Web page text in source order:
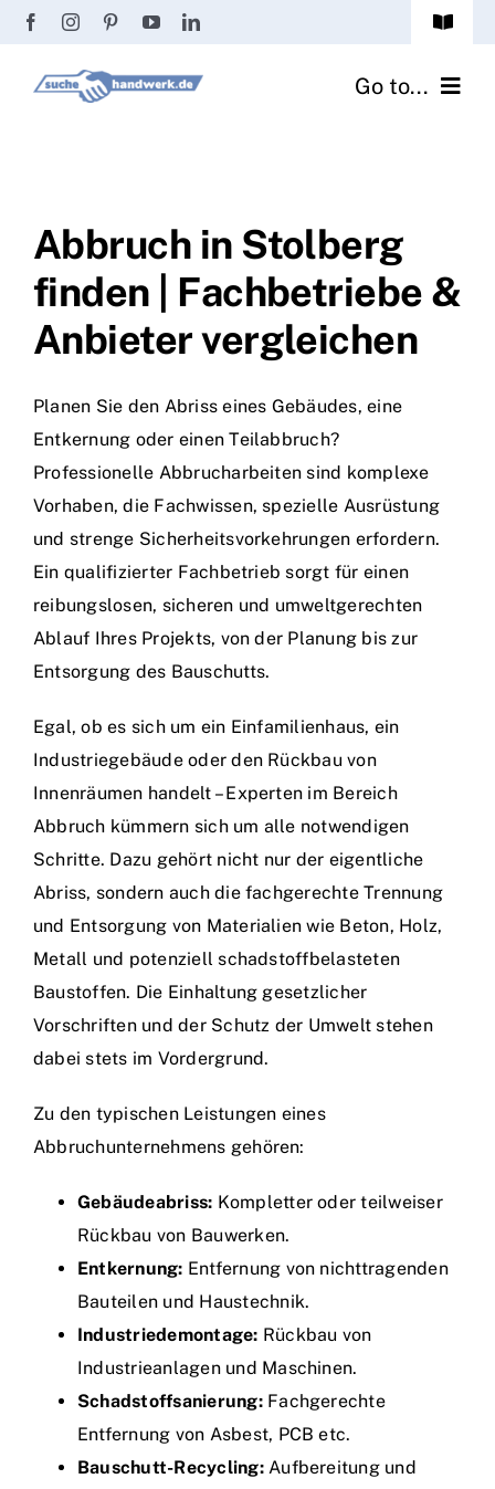
Zum
springen
Toggle
Passwort vergessen? Go to...
Handwerker Ratgeber
Wir über uns
Abbruch in Stolberg
finden | Fachbetriebe &
Anbieter vergleichen
Planen Sie den Abriss eines Gebäudes, eine
Entkernung oder einen Teilabbruch?
Professionelle Abbrucharbeiten sind komplexe
Vorhaben, die Fachwissen, spezielle Ausrüstung
und strenge Sicherheitsvorkehrungen erfordern.
Ein qualifizierter Fachbetrieb sorgt für einen
reibungslosen, sicheren und umweltgerechten
Ablauf Ihres Projekts, von der Planung bis zur
Entsorgung des Bauschutts.
Egal, ob es sich um ein Einfamilienhaus, ein
Industriegebäude oder den Rückbau von
Innenräumen handelt – Experten im Bereich
Abbruch kümmern sich um alle notwendigen
Schritte. Dazu gehört nicht nur der eigentliche
Abriss, sondern auch die fachgerechte Trennung
und Entsorgung von Materialien wie Beton, Holz,
Metall und potenziell schadstoffbelasteten
Baustoffen. Die Einhaltung gesetzlicher
Vorschriften und der Schutz der Umwelt stehen
dabei stets im Vordergrund.
Zu den typischen Leistungen eines
Abbruchunternehmens gehören:
Gebäudeabriss: Kompletter oder teilweiser
Rückbau von Bauwerken.
Entkernung: Entfernung von nichttragenden
Bauteilen und Haustechnik.
Industriedemontage: Rückbau von
Industrieanlagen und Maschinen.
Schadstoffsanierung:Fachgerechte
Entfernung von Asbest, PCB etc.
Bauschutt-Recycling:Aufbereitung und